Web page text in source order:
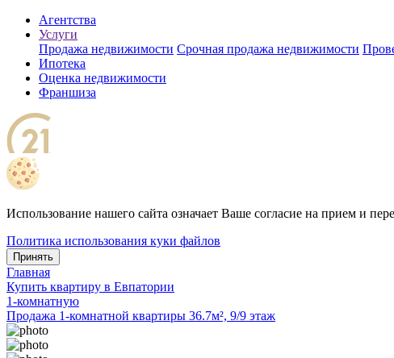
Агентства
Услуги
Продажа недвижимости Срочная продажа недвижимости
Ипотека
Оценка недвижимости
Франшиза
Использование нашего сайта означает Ваше согласие на прием и
Политика использования куки файлов
Принять
Главная
Купить квартиру в Евпатории
1-комнатную
Продажа 1-комнатной квартиры 36.7м², 9/9 этаж